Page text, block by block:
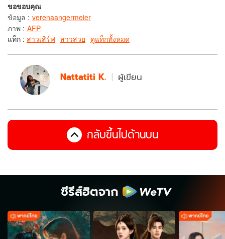
ขอขอบคุณ
ข้อมูล : verenaangermeier
ภาพ : AFP
แท็ก : สาวเสิร์ฟ สาวสวย ดูแท็กทั้งหมด
Nattatiti K. ผู้เขียน
กลับขึ้นไปด้านบน
ซีรีส์ฮิตจาก